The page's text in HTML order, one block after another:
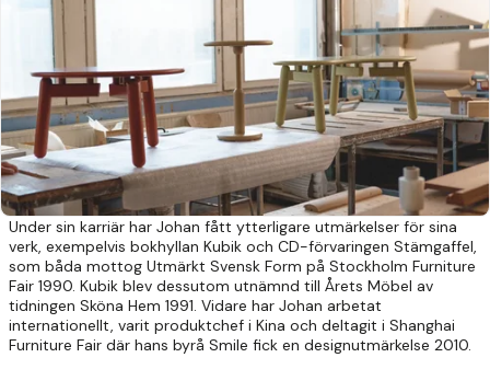
Under sin karriär har Johan fått ytterligare utmärkelser för sina
verk, exempelvis bokhyllan Kubik och CD-förvaringen Stämgaffel,
som båda mottog Utmärkt Svensk Form på Stockholm Furniture
Fair 1990. Kubik blev dessutom utnämnd till Årets Möbel av
tidningen Sköna Hem 1991. Vidare har Johan arbetat
internationellt, varit produktchef i Kina och deltagit i Shanghai
Furniture Fair där hans byrå Smile fick en designutmärkelse 2010.